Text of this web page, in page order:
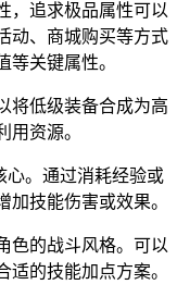
，追求极品属性可以
动、商城购买等方式
关键属性。
将低级装备合成为高
用资源。
心。通过消耗经验或
技能伤害或效果。
色的战斗风格。可以
的技能加点方案。